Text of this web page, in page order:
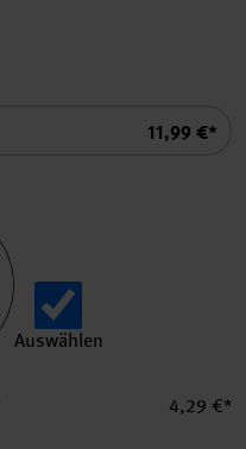
Summe
11,99 €*
Auswählen
4,29 €*